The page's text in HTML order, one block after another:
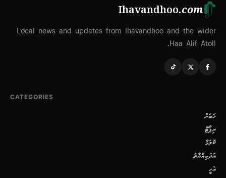
Ihavandhoo.com
Local news and updates from Ihavandhoo and the wider
Haa Alif Atoll.
CATEGORIES
ޚަބަރު
ރިޕޯޓް
ކޮލަމް
އަދަބިއްޔާތު
އެހީ